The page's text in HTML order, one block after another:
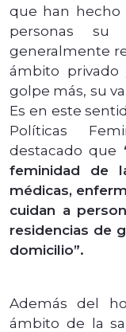
que han hecho
personas su
generalmente
ámbito
golpe más, su
Es en este
Políticas
destacado que
feminidad de
médicas,
cuidan a
residencias de
domicilio”.
Además del
ámbito de la